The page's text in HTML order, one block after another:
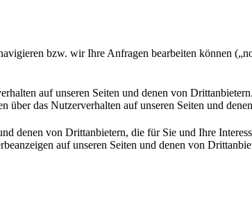
bzw. wir Ihre Anfragen bearbeiten können
auf unseren Seiten und denen von Drittanbietern.
über das Nutzerverhalten auf unseren Seiten und
denen von Drittanbietern, die für Sie und Ihre
auf unseren Seiten und denen von